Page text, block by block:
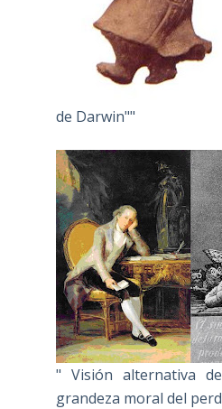
de Darwin""
" Visión alternativa
grandeza moral del